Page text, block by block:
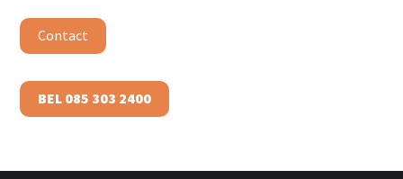
Contact
BEL 085 303 2400